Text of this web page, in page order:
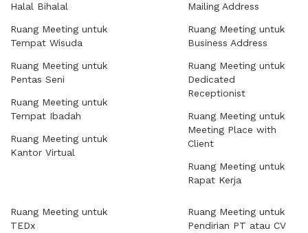
Halal Bihalal
Ruang Meeting untuk
Tempat Wisuda
Ruang Meeting untuk
Pentas Seni
Ruang Meeting untuk
Tempat Ibadah
Ruang Meeting untuk
Kantor Virtual
Mailing Address
Ruang Meeting untuk
Business Address
Ruang Meeting untuk
Dedicated
Receptionist
Ruang Meeting untuk
Meeting Place with
Client
Ruang Meeting untuk
Rapat Kerja
Ruang Meeting untuk
TEDx
Ruang Meeting untuk
Pendirian PT atau CV